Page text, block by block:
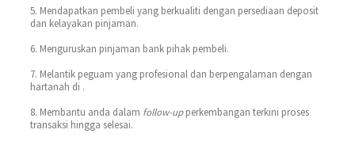
5. Mendapatkan pembeli yang berkualiti dengan persediaan deposit
dan kelayakan pinjaman.
6. Menguruskan pinjaman bank pihak pembeli.
7. Melantik peguam yang profesional dan berpengalaman dengan
hartanah di .
8. Membantu anda dalam follow-upperkembangan terkini proses
transaksi hingga selesai.